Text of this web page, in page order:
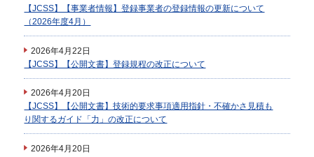
【JCSS】【事業者情報】登録事業者の登録情報の更新について
（2026年度4月）
2026年4月22日
【JCSS】【公開文書】登録規程の改正について
2026年4月20日
【JCSS】【公開文書】技術的要求事項適用指針・不確かさ見積も
り関するガイド「力」の改正について
2026年4月20日